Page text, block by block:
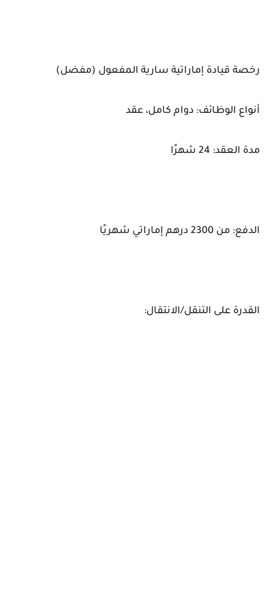
رخصة قيادة إماراتية سارية المفعول (مفضل)
أنواع الوظائف: دوام كامل، عقد
مدة العقد: 24 شهرًا
الدفع: من 2300 درهم إماراتي شهريًا
القدرة على التنقل/الانتقال: